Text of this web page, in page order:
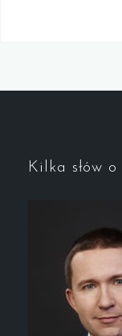
Kilka słów